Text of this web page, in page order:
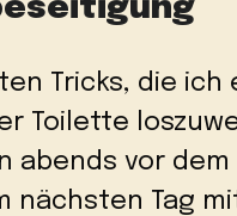
Tricks, die
Toilette
abends vor
nächsten Tag